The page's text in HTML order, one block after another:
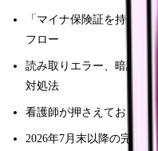
「マイナ保険証を持って
フロー
読み取りエラー、暗証番
対処法
看護師が押さえておくべ
2026年7月末以降の完全